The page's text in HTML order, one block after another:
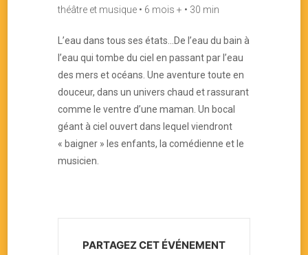
théâtre et musique • 6 mois + • 30 min
L’eau dans tous ses états…De l’eau du bain à
l’eau qui tombe du ciel en passant par l’eau
des mers et océans. Une aventure toute en
douceur, dans un univers chaud et rassurant
comme le ventre d’une maman. Un bocal
géant à ciel ouvert dans lequel viendront
« baigner » les enfants, la comédienne et le
musicien.
PARTAGEZ CET ÉVÉNEMENT